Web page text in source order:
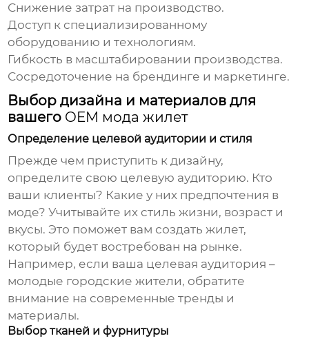
Снижение затрат на производство.
Доступ к специализированному
оборудованию и технологиям.
Гибкость в масштабировании производства.
Сосредоточение на брендинге и маркетинге.
Выбор дизайна и материалов для
вашего OEM мода жилет
Определение целевой аудитории и стиля
Прежде чем приступить к дизайну,
определите свою целевую аудиторию. Кто
ваши клиенты? Какие у них предпочтения в
моде? Учитывайте их стиль жизни, возраст и
вкусы. Это поможет вам создать жилет,
который будет востребован на рынке.
Например, если ваша целевая аудитория –
молодые городские жители, обратите
внимание на современные тренды и
материалы.
Выбор тканей и фурнитуры